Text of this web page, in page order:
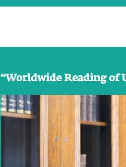
“Worldwide Reading of